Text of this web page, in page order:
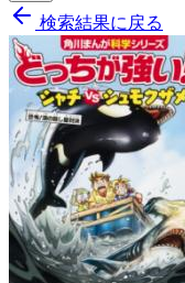
検索結果に戻る